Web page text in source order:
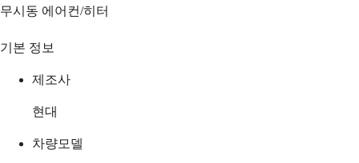
무시동 에어컨/히터
기본 정보
제조사
현대
차량모델